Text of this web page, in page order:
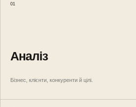
01
Аналіз
Бізнес, клієнти, конкуренти й цілі.